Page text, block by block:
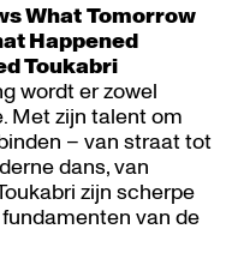
WhatTomorrow
Happened
Toukabri
wordt er zowel
Met zijn talent om
– van straat tot
dans, van
zijn scherpe
van de